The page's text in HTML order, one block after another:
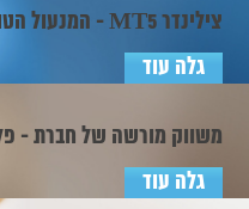
צילינדר MT5 - המנעול הטוב בעולם!
גלה עוד
משווק מורשה של חברת -
גלה עוד